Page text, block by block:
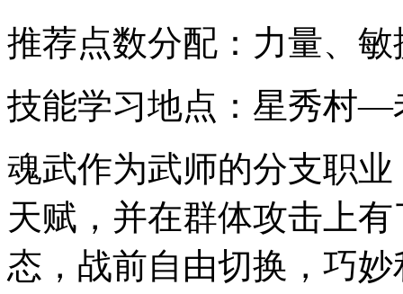
推荐点数分配：力量、
技能学习地点：星秀村—
魂武作为武师的分支职
天赋，并在群体攻击上
态，战前自由切换，巧